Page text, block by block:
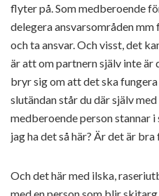
flyter på. Som medberoende
delegera ansvarsområden
och ta ansvar. Och visst, det
är att om partnern själv inte
bryr sig om att det ska
slutändan står du där själv
medberoende person stannar
jag ha det så här? Är det är bra
Och det här med ilska,